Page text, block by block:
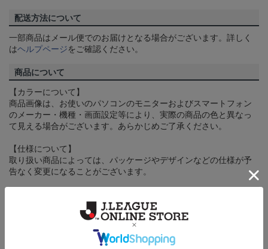
配送方法について
一部商品はメール便でのお届けとなる場合がございます。詳しく
はヘルプページをご確認ください。
商品について
【カラーについて】
商品画像は、お使いのパソコンのモニターおよびスマートフォン
のメーカー・機種・画面設定等により、実際の商品の色と異なっ
て見える場合がございます。あらかじめご了承ください。
【仕様について】
取り扱い商品によっては、パッケージやデザインなどの仕様が予
告なく変更になることがございます。
決済について
ギフト対応について